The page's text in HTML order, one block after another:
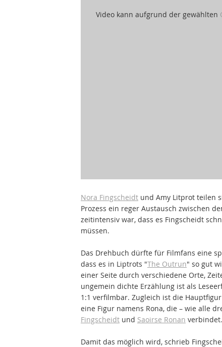
Video kann aufgrund der gewählten
Nora Fingscheidt und Amy Litprot teilen
Prozess ein reger Austausch zwischen
zeitintensiv war, dass es Fingscheidt
müssen.
Das Drehbuch dürfte für Filmfans eine
dass es in Liptrots "The Outrun" so gut
einer Seite durch verschiedene Orte,
ungemein dichte Erzählung ist als
1:1 verfilmbar. Zugleich ist die
eine Figur namens Rona, die – wie alle
Fingscheidt und Saoirse Ronan verbindet.
Damit das möglich wird, schrieb